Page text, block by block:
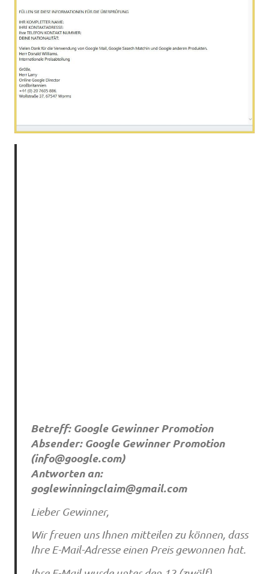
Betreff: Google Gewinner Promotion
Absender: Google Gewinner Promotion
(info@google.com)
Antworten an:
goglewinningclaim@gmail.com
Lieber Gewinner,
Wir freuen uns Ihnen mitteilen zu können, dass
Ihre E-Mail-Adresse einen Preis gewonnen hat.